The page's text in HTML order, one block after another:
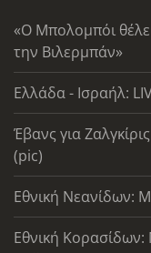
«Ο Μπολομπόι
την Βιλερμπάν»
Ελλάδα - Ισραήλ:
Έβανς για
(pic)
Εθνική Νεανίδων:
Εθνική